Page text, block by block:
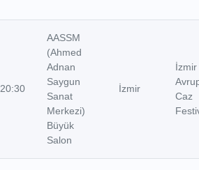
20:30
AASSM
(Ahmed
Adnan
Saygun
Sanat
Merkezi)
Büyük
Salon
İzmir
İzmir
Caz